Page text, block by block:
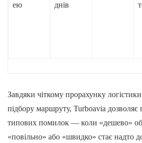
ею
днів
Завдяки чіткому прорахунку
підбору маршруту, Turboavia
типових помилок — коли «дешево»
«повільно» або «швидко» стає надто